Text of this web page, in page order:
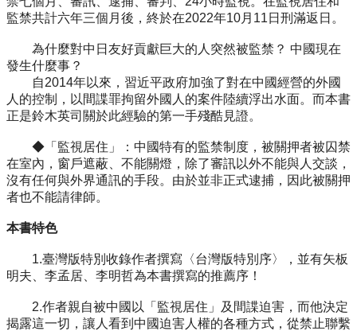
監禁共計六年三個月後，終於在2022年10月11日刑滿返日。
為什麼對中日友好貢獻巨大的人突然被監禁？ 中國現在
發生什麼事？
自2014年以來，習近平政府加強了對在中國經營的外國
人的控制，以間諜罪拘留外國人的案件陸續浮出水面。而本書
正是鈴木英司關於此經驗的第一手殘酷見證。
◆「監視居住」：中國特有的監禁制度，被關押者被囚禁
在室內，窗戶遮蔽、不能關燈，除了審訊以外不能與人交談，
沒有任何與外界通訊的手段。由於並非正式逮捕，因此被關押
者也不能請律師。
本書特色
1.臺灣版特別收錄作者撰寫〈台灣版特別序〉，並有矢板
明夫、李孟居、李明哲為本書撰寫的推薦序！
2.作者親自被中國以「監視居住」及間諜迫害，而他決定
揭露這一切，讓人看到中國迫害人權的各種方式，從禁止聯繫